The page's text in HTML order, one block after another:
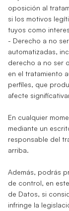
oposición al
si los motivos
tuyos como
- Derecho a no
automatizadas,
derecho a no ser
en el tratamiento
perfiles, que
afecte
En cualquier
mediante un
responsable del
arriba.
Además, podrás
de control, en
de Datos, si
infringe la